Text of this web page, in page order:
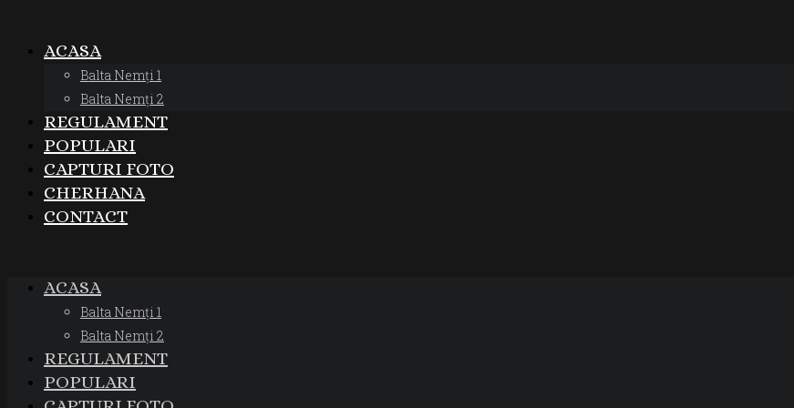
ACASA
Balta Nemți 1
Balta Nemți 2
REGULAMENT
POPULARI
CAPTURI FOTO
CHERHANA
CONTACT
ACASA
Balta Nemți 1
Balta Nemți 2
REGULAMENT
POPULARI